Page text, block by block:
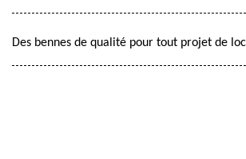
Des bennes de qualité pour tout projet de